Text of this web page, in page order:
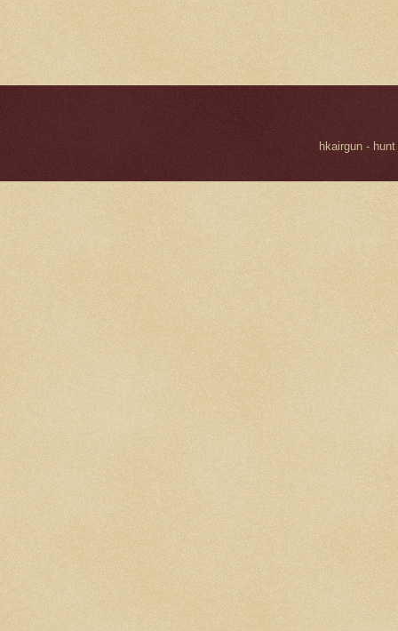
hkairgun -